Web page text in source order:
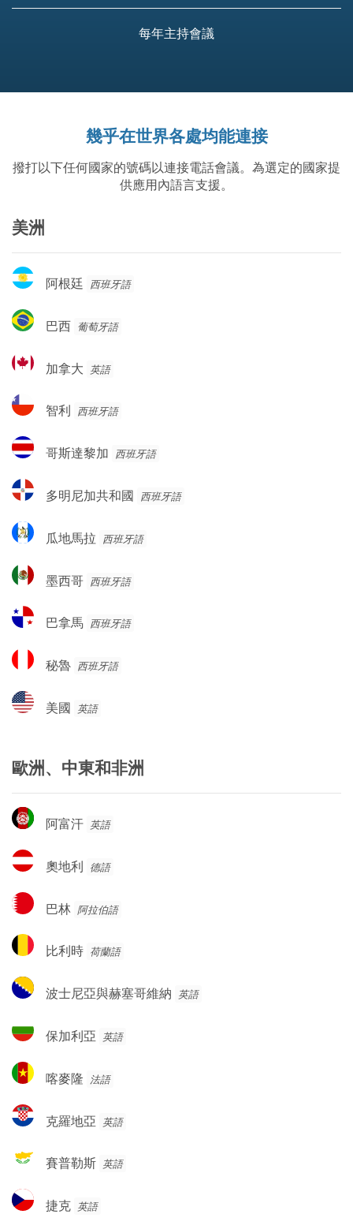
每年主持會議
幾乎在世界各處均能連接
撥打以下任何國家的號碼以連接電話會議。為選定的國家提
供應用內語言支援。
美洲
阿
根
阿根廷 西班牙語
巴
西
巴西 葡萄牙語
加
拿
加拿大 英語
智
利
智利 西班牙語
哥
斯
黎
哥斯達黎加 西班牙語
多
明
加
和
多明尼加共和國 西班牙語
瓜
地
拉
瓜地馬拉 西班牙語
墨
西
墨西哥 西班牙語
巴
拿
巴拿馬 西班牙語
秘
魯
秘魯 西班牙語
美
國
美國 英語
歐洲、中東和非洲
阿
富
阿富汗 英語
奧
地
奧地利 德語
巴
林
巴林 阿拉伯語
比
利
比利時 荷蘭語
波
士
亞
赫
哥
維
波士尼亞與赫塞哥維納 英語
保
加
亞
保加利亞 英語
喀
麥
喀麥隆 法語
克
羅
亞
克羅地亞 英語
賽
普
斯
賽普勒斯 英語
捷
克
捷克 英語